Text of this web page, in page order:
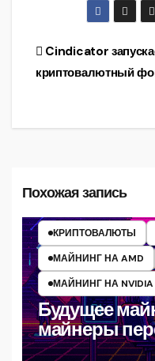
предпродажи
токенов Gram
по
записям
Cindicator
криптовалютный
Похожая запись
КРИПТОВАЛЮТЫ
МАЙНИНГ НА AMD
МАЙНИНГ НА NVIDIA
Будущее
майнеры
вычисления